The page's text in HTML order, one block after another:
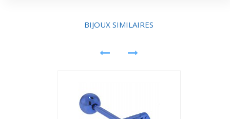
BIJOUX SIMILAIRES